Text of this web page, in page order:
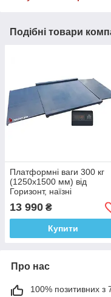
Подібні товари
Платформні ваги 300 кг
(1250х1500 мм) від
Горизонт, наїзні
низькопрофільні, з
розбірними пандусами
13 990 ₴
Купити
Про нас
100% позитивних з 7